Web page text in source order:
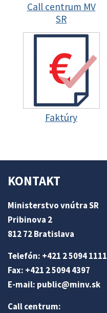
Call centrum MV
SR
Faktúry
KONTAKT
Ministerstvo vnútra SR
Pribinova 2
812 72 Bratislava
Telefón: +421 2 5094 1111
Fax: +421 2 5094 4397
E-mail: public@minv.sk
Call centrum: